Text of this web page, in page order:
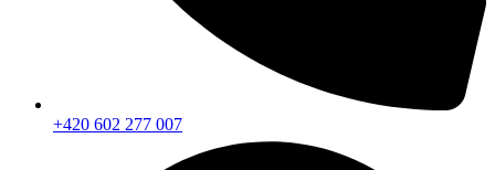
+420 602 277 007